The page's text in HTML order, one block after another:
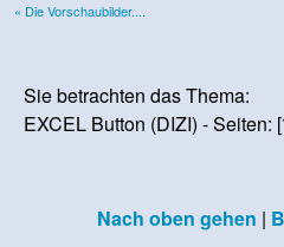
« Die Vorschaubilder....
Sie betrachten das Thema:
EXCEL Button (DIZI) - Seiten: [
Nach oben gehen |